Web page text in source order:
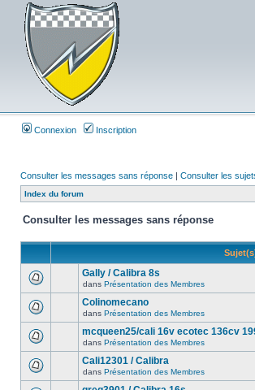
Connexion Inscription
Consulter les messages sans réponse | Consulter les
Index du forum
Consulter les messages sans réponse
Gally / Calibra 8s
dans Présentation des Membres
Colinomecano
dans Présentation des Membres
mcqueen25/cali 16v ecotec 136cv
dans Présentation des Membres
Cali12301 / Calibra
dans Présentation des Membres